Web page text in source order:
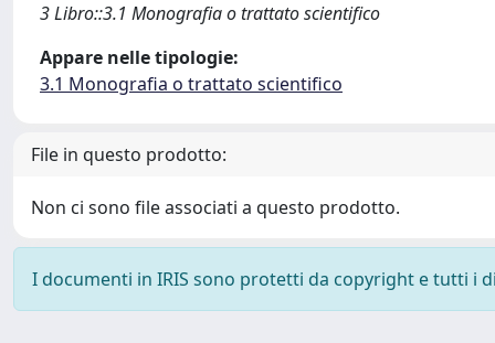
3 Libro::3.1 Monografia o trattato scientifico
Appare nelle tipologie:
3.1 Monografia o trattato scientifico
File in questo prodotto:
Non ci sono file associati a questo prodotto.
I documenti in IRIS sono protetti da copyright e tutti i